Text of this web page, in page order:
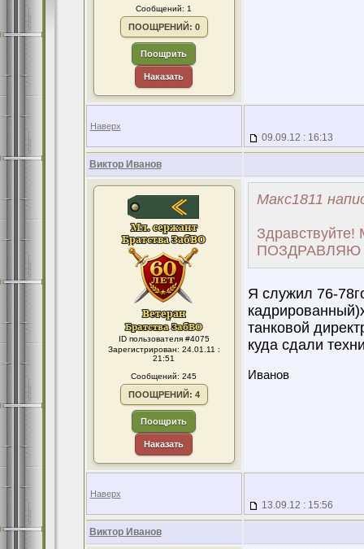
Сообщений: 1
ПООЩРЕНИЙ: 0
Поощрить
Наказать
Наверх
09.09.12 : 16:13
Виктор Иванов
ID пользователя #4075
Зарегистрирован: 24.01.11 :
21:51
Сообщений: 245
ПООЩРЕНИЙ: 4
Поощрить
Наказать
Макс1811
Здравствуйте!
ПОЗДРАВЛЯЮ
Я служил 76-
танковой
куда сдали
Иванов
Наверх
13.09.12 : 15:56
Виктор Иванов